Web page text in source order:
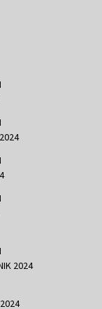
2024